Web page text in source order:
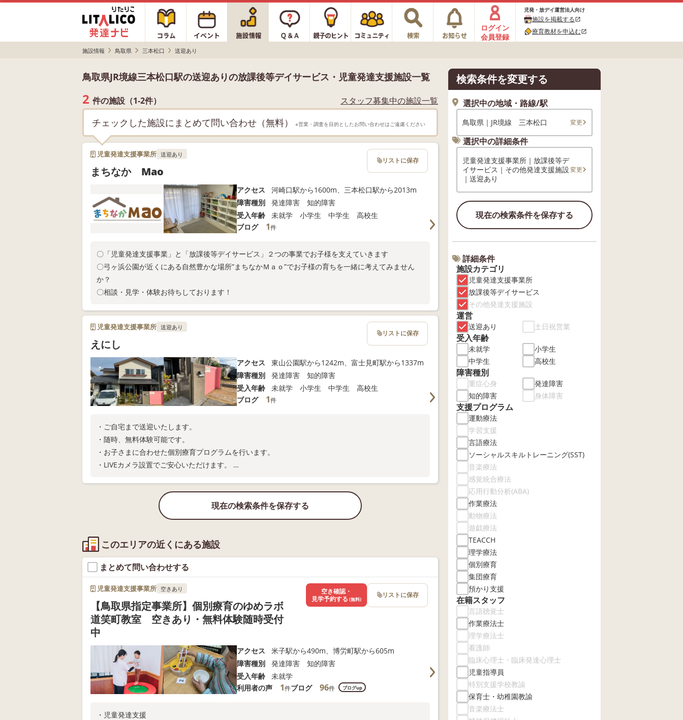
ログイン
会員登録
児発・放デイ運営法人向け
施設を掲載するopen_in_new
療育教材を申込むopen_in_new
施設情報 鳥取県 三本松口 送迎あり
鳥取県JR境線三本松口駅の送迎ありの放課後等デイサービス・児童発達支援施設一覧
2 件の施設（1-2件） スタッフ募集中の施設一覧
チェックした施設にまとめて問い合わせ（無料） ※営業・調査を目的としたお問い合わせはご遠慮ください
児童発達支援事業所 送迎あり
まちなか Mao
アクセス
河崎口駅から1600m、三本松口駅から2013m
障害種別
発達障害 知的障害
受入年齢
未就学 小学生 中学生 高校生
ブログ
1件
〇「児童発達支援事業」と「放課後等デイサービス」２つの事業でお子様を支えていきます
〇弓ヶ浜公園が近くにある自然豊かな場所”まちなかＭａｏ”でお子様の育ちを一緒に考えてみません
か？
〇相談・見学・体験お待ちしております！
リストに保存
児童発達支援事業所 送迎あり
えにし
アクセス
東山公園駅から1242m、富士見町駅から1337m
障害種別
発達障害 知的障害
受入年齢
未就学 小学生 中学生 高校生
ブログ
1件
・ご自宅まで送迎いたします。
・随時、無料体験可能です。
・お子さまに合わせた個別療育プログラムを行います。
・LIVEカメラ設置でご安心いただけます。
リストに保存
現在の検索条件を保存する
このエリアの近くにある施設
まとめて問い合わせする
児童発達支援事業所 空きあり
【鳥取県指定事業所】個別療育のゆめラボ
道笑町教室 空きあり・無料体験随時受付
中
アクセス
米子駅から490m、博労町駅から605m
障害種別
発達障害 知的障害
受入年齢
未就学
利用者の声
1件ブログ 96件 ブログup
・児童発達支援
空き確認・
見学予約する (無料) リストに保存
検索条件を変更する
選択中の地域・路線/駅
鳥取県｜JR境線 三本松口 変更
選択中の詳細条件
児童発達支援事業所｜放課後等デ
イサービス｜その他発達支援施設
｜送迎あり
変更
現在の検索条件を保存する
詳細条件
施設カテゴリ
児童発達支援事業所
放課後等デイサービス
その他発達支援施設
運営
送迎あり 土日祝営業
受入年齢
未就学
小学生
中学生
高校生
障害種別
重症心身
発達障害
知的障害
身体障害
支援プログラム
運動療法
学習支援
言語療法
ソーシャルスキルトレーニング(SST)
音楽療法
感覚統合療法
応用行動分析(ABA)
作業療法
動物療法
遊戯療法
TEACCH
理学療法
個別療育
集団療育
預かり支援
在籍スタッフ
言語聴覚士
作業療法士
理学療法士
看護師
臨床心理士・臨床発達心理士
児童指導員
特別支援学校教諭
保育士・幼稚園教諭
音楽療法士